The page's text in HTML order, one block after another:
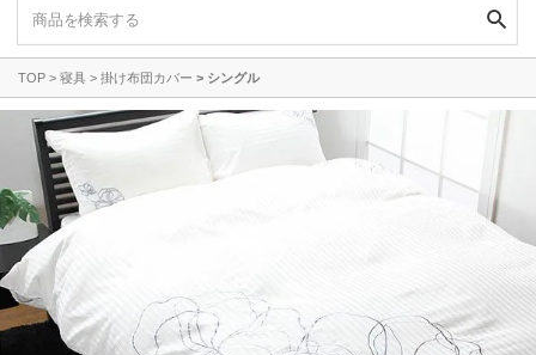
マイページ
TOP 寝具 掛け布団カバー シングル